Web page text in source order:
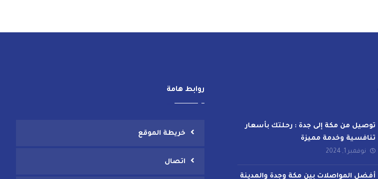
توصيل من مكة إلى جدة : رحلتك بأسعار
تنافسية وخدمة مميزة
نوفمبر 1, 2024
أفضل المواصلات بين مكة وجدة والمدينة
روابط هامة
خريطة الموقع
اتصال